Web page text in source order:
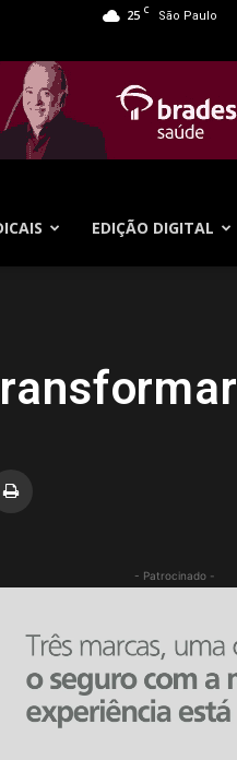
25 C São Paulo
EDIÇÃO DIGITAL
- Patrocinado -